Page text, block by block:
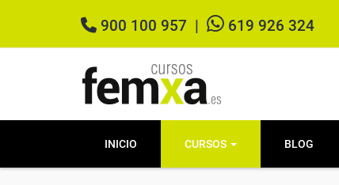
900 100 957 619 926 324
INICIO CURSOS BLOG